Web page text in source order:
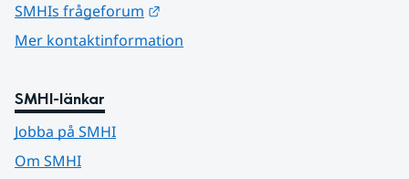
SMHIs frågeforum
Mer kontaktinformation
SMHI-länkar
Jobba på SMHI
Om SMHI